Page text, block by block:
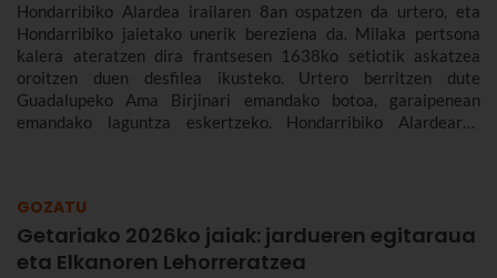
Hondarribiko Alardea irailaren 8an ospatzen da urtero, eta
Hondarribiko jaietako unerik bereziena da. Milaka pertsona
kalera ateratzen dira frantsesen 1638ko setiotik askatzea
oroitzen duen desfilea ikusteko. Urtero berritzen dute
Guadalupeko Ama Birjinari emandako botoa, garaipenean
emandako laguntza eskertzeko. Hondarribiko Alardearen
GOZATU
Getariako 2026ko jaiak: jardueren egitaraua
eta Elkanoren Lehorreratzea